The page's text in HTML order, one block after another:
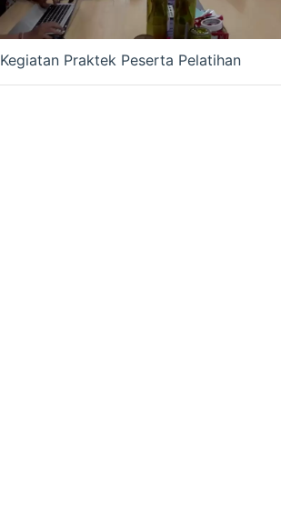
Kegiatan Praktek Peserta Pelatihan